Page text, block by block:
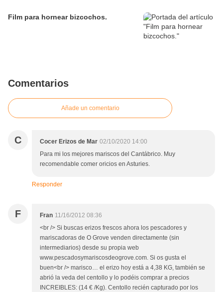
Film para hornear bizcochos.
Comentarios
Añade un comentario
C Cocer Erizos de Mar 02/10/2020 14:00
Para mi los mejores mariscos del Cantábrico. Muy
recomendable comer oricios en Asturies.
Responder
F Fran 11/16/2012 08:36
<br /> Si buscas erizos frescos ahora los pescadores y
mariscadoras de O Grove venden directamente (sin
intermediarios) desde su propia web
www.pescadosymariscosdeogrove.com. Si os gusta el
buen<br /> marisco… el erizo hoy está a 4,38 KG, también se
abrió la veda del centollo y lo podéis comprar a precios
INCREIBLES: (14 € /Kg). Centollo recién capturado por los